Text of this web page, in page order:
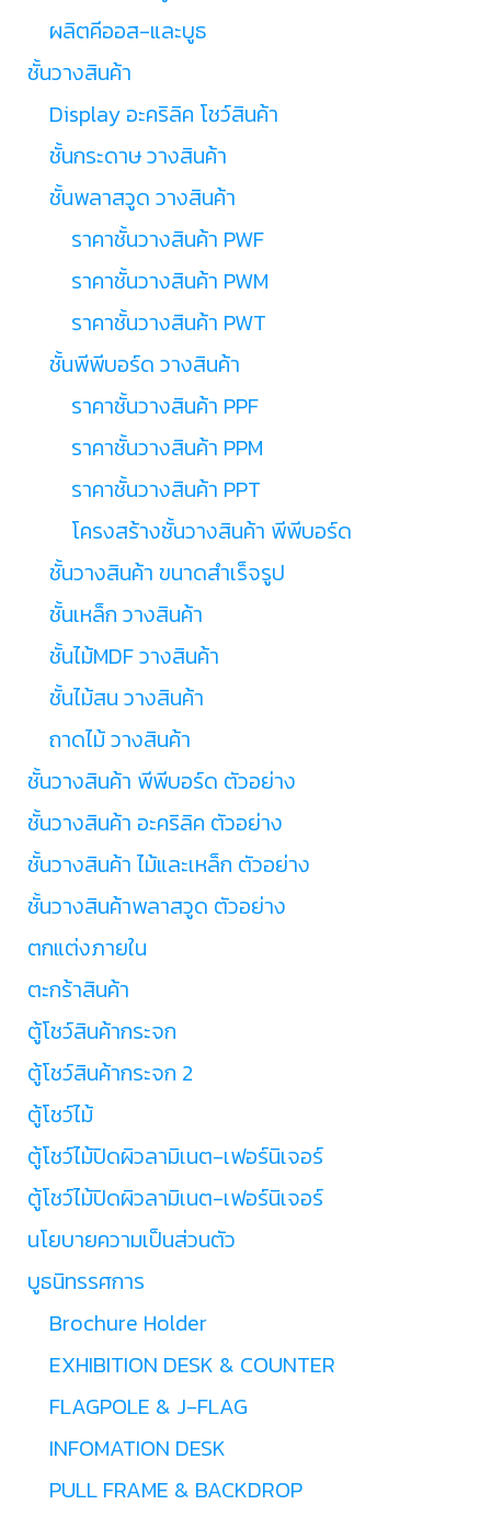
ผลิตคีออส-และบูธ
ชั้นวางสินค้า
Display อะคริลิค โชว์สินค้า
ชั้นกระดาษ วางสินค้า
ชั้นพลาสวูด วางสินค้า
ราคาชั้นวางสินค้า PWF
ราคาชั้นวางสินค้า PWM
ราคาชั้นวางสินค้า PWT
ชั้นพีพีบอร์ด วางสินค้า
ราคาชั้นวางสินค้า PPF
ราคาชั้นวางสินค้า PPM
ราคาชั้นวางสินค้า PPT
โครงสร้างชั้นวางสินค้า พีพีบอร์ด
ชั้นวางสินค้า ขนาดสำเร็จรูป
ชั้นเหล็ก วางสินค้า
ชั้นไม้MDF วางสินค้า
ชั้นไม้สน วางสินค้า
ถาดไม้ วางสินค้า
ชั้นวางสินค้า พีพีบอร์ด ตัวอย่าง
ชั้นวางสินค้า อะคริลิค ตัวอย่าง
ชั้นวางสินค้า ไม้และเหล็ก ตัวอย่าง
ชั้นวางสินค้าพลาสวูด ตัวอย่าง
ตกแต่งภายใน
ตะกร้าสินค้า
ตู้โชว์สินค้ากระจก
ตู้โชว์สินค้ากระจก 2
ตู้โชว์ไม้
ตู้โชว์ไม้ปิดผิวลามิเนต-เฟอร์นิเจอร์
ตู้โชว์ไม้ปิดผิวลามิเนต-เฟอร์นิเจอร์
นโยบายความเป็นส่วนตัว
บูธนิทรรศการ
Brochure Holder
EXHIBITION DESK & COUNTER
FLAGPOLE & J-FLAG
INFOMATION DESK
PULL FRAME & BACKDROP